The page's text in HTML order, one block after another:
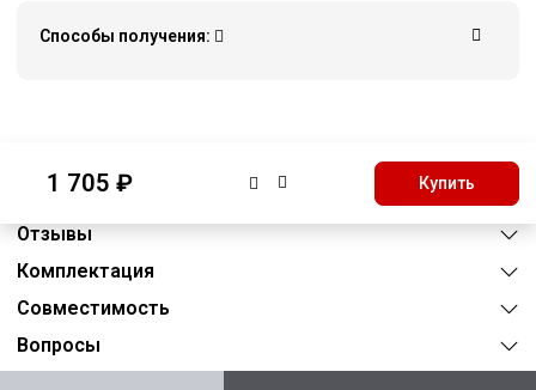
Способы получения:
1 705 ₽ Купить
Характеристики
Отзывы
Комплектация
Совместимость
Вопросы